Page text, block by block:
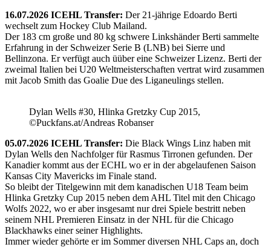
16.07.2026 ICEHL Transfer: Der 21-jährige Edoardo Berti
wechselt zum Hockey Club Mailand.
Der 183 cm große und 80 kg schwere Linkshänder Berti sammelte
Erfahrung in der Schweizer Serie B (LNB) bei Sierre und
Bellinzona. Er verfügt auch üüber eine Schweizer Lizenz. Berti der
zweimal Italien bei U20 Weltmeisterschaften vertrat wird zusammen
mit Jacob Smith das Goalie Due des Liganeulings stellen.
Dylan Wells #30, Hlinka Gretzky Cup 2015,
©Puckfans.at/Andreas Robanser
05.07.2026 ICEHL Transfer: Die Black Wings Linz haben mit
Dylan Wells den Nachfolger für Rasmus Tirronen gefunden. Der
Kanadier kommt aus der ECHL wo er in der abgelaufenen Saison
Kansas City Mavericks im Finale stand.
So bleibt der Titelgewinn mit dem kanadischen U18 Team beim
Hlinka Gretzky Cup 2015 neben dem AHL Titel mit den Chicago
Wolfs 2022, wo er aber insgesamt nur drei Spiele bestritt neben
seinem NHL Premieren Einsatz in der NHL für die Chicago
Blackhawks einer seiner Highlights.
Immer wieder gehörte er im Sommer diversen NHL Caps an, doch